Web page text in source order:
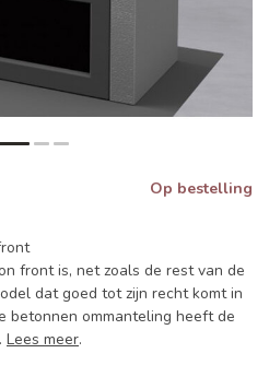
Op bestelling
front is, net zoals de rest van de
dat goed tot zijn recht komt in
betonnen ommanteling heeft de
Lees meer.